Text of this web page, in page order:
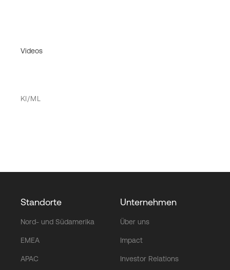
Videos
KI/ML
Standorte
Nord- und Südamerika
EMEA
APAC
Unternehmen
Über uns
Impact
Investor Relations